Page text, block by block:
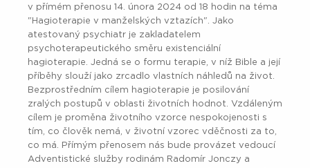
v přímém přenosu 14. února 2024 od 18 hodin na téma
"Hagioterapie v manželských vztazích". Jako
atestovaný psychiatr je zakladatelem
psychoterapeutického směru existenciální
hagioterapie. Jedná se o formu terapie, v níž Bible a její
příběhy slouží jako zrcadlo vlastních náhledů na život.
Bezprostředním cílem hagioterapie je posilování
zralých postupů v oblasti životních hodnot. Vzdáleným
cílem je proměna životního vzorce nespokojenosti s
tím, co člověk nemá, v životní vzorec vděčnosti za to,
co má. Přímým přenosem nás bude provázet vedoucí
Adventistické služby rodinám Radomír Jonczy a